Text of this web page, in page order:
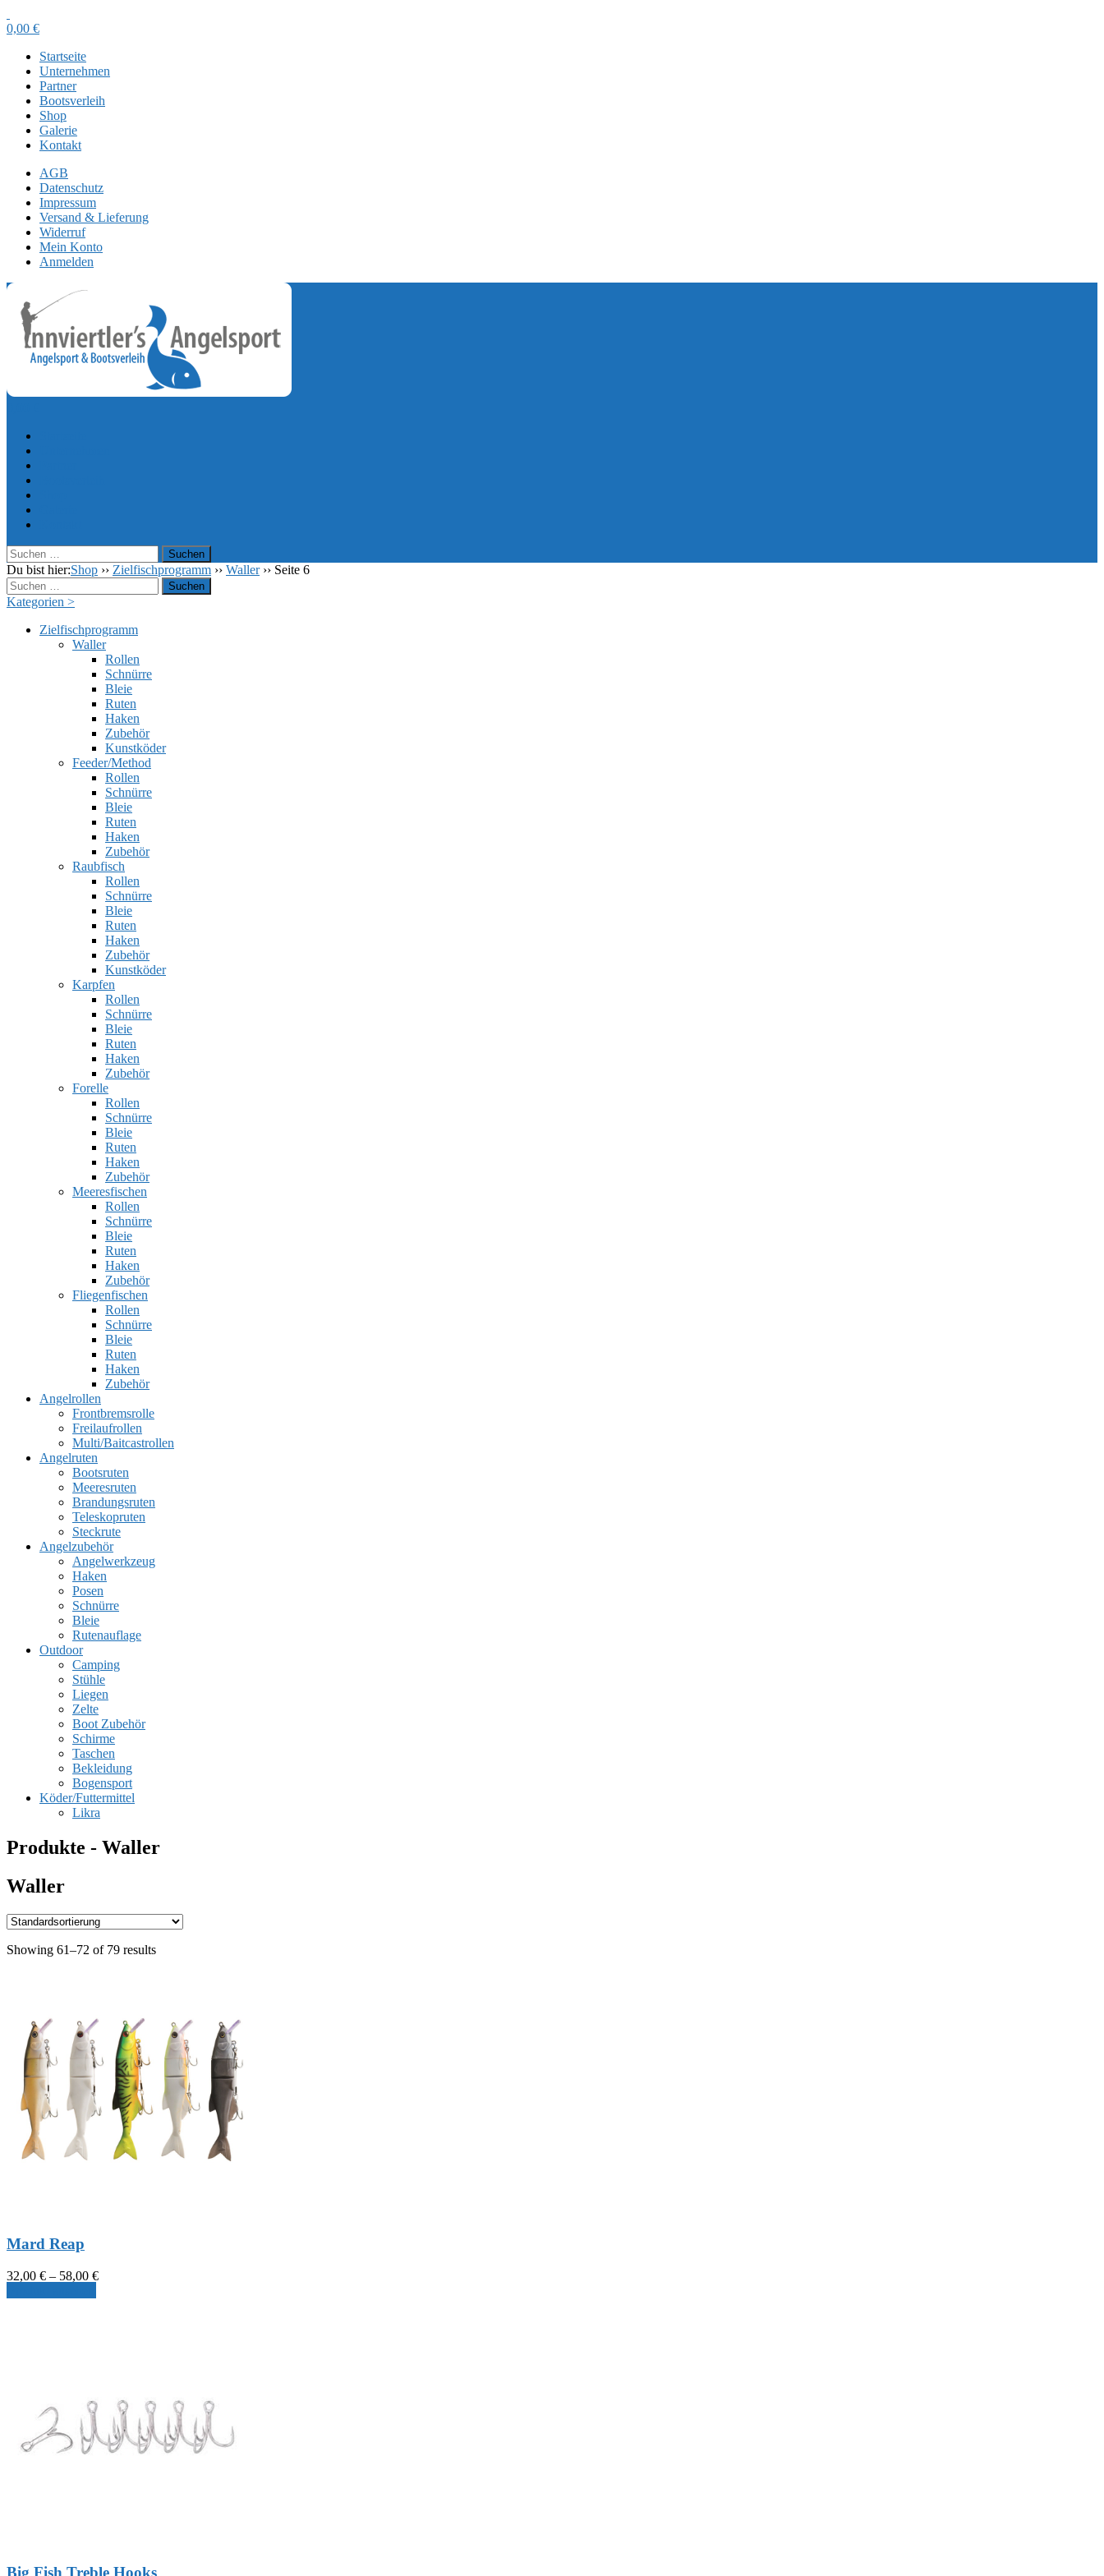
0,00 €
Startseite
Unternehmen
Partner
Bootsverleih
Shop
Galerie
Kontakt
AGB
Datenschutz
Impressum
Versand & Lieferung
Widerruf
Mein Konto
Anmelden
Suchen
nach:
Du bist hier:Shop ›› Zielfischprogramm ›› Waller›› Seite 6
Suchen
nach:
Kategorien >
Zielfischprogramm
Waller
Rollen
Schnürre
Bleie
Ruten
Haken
Zubehör
Kunstköder
Feeder/Method
Rollen
Schnürre
Bleie
Ruten
Haken
Zubehör
Raubfisch
Rollen
Schnürre
Bleie
Ruten
Haken
Zubehör
Kunstköder
Karpfen
Rollen
Schnürre
Bleie
Ruten
Haken
Zubehör
Forelle
Rollen
Schnürre
Bleie
Ruten
Haken
Zubehör
Meeresfischen
Rollen
Schnürre
Bleie
Ruten
Haken
Zubehör
Fliegenfischen
Rollen
Schnürre
Bleie
Ruten
Haken
Zubehör
Angelrollen
Frontbremsrolle
Freilaufrollen
Multi/Baitcastrollen
Angelruten
Bootsruten
Meeresruten
Brandungsruten
Teleskopruten
Steckrute
Angelzubehör
Angelwerkzeug
Haken
Posen
Schnürre
Bleie
Rutenauflage
Outdoor
Camping
Stühle
Liegen
Zelte
Boot Zubehör
Schirme
Taschen
Bekleidung
Bogensport
Köder/Futtermittel
Likra
Produkte - Waller
Waller
Showing 61–72 of 79 results
Mard Reap
32,00 € – 58,00 €Preisspanne:
Big Fish Treble Hooks